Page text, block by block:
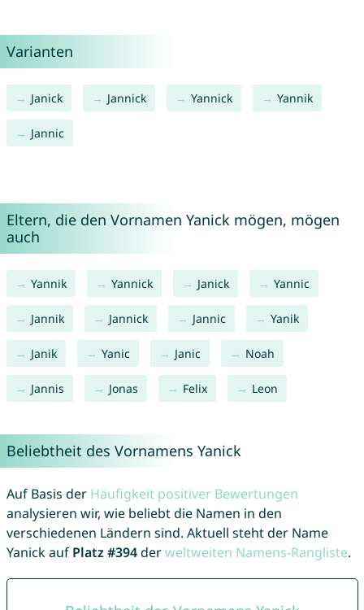
Varianten
Janick Jannick Yannick Yannik
Jannic
Eltern, die den Vornamen Yanick mögen, mögen
auch
Yannik Yannick Janick Yannic
Jannik Jannick Jannic Yanik
Janik Yanic Janic Noah
Jannis Jonas Felix Leon
Beliebtheit des Vornamens Yanick
Auf Basis der Häufigkeit positiver Bewertungen
analysieren wir, wie beliebt die Namen in den
verschiedenen Ländern sind. Aktuell steht der Name
Yanick auf Platz #394derweltweiten Namens-Rangliste.